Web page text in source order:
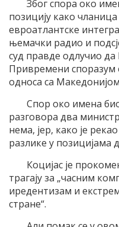
Због спора око
позицију како
евроатлантске
њемачки радио и
суд правде одлучио
Привремени споразум
односа са
Спор око имена
разговора два
нема, јер, како је
разлике у позицијама
Коцијас је
трагају за „часним
иредентизам и
стране“.